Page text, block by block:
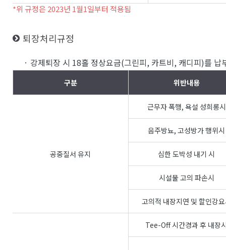
*위 규정은 2023년 1월1일부터 적용됨
퇴장처리규정
· 강제퇴장 시 18홀 정상요금(그린피, 카트비, 캐디피)를 납
구분 위반내용
공중질서 유지
근무자 폭행, 욕설 성희롱시
음주방뇨, 고성방가 행위시
심한 도박성 내기 시
시설물 고의 파손시
고의적 내장지연 및 할인강
Tee-Off 시간경과 후 내장